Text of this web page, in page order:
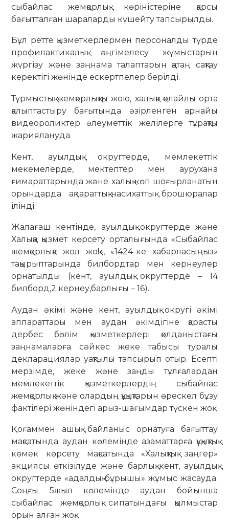
сыбайлас жемқорлық көріністеріне қарсы
бағытталған шараларды күшейту тапсырылды.
Бұл ретте қызметкерлермен персоналды түрде
профилактикалық әңгімелесу жұмыстарын
жүргізу және заңнама талаптарын қатаң сақтау
керектігі жөнінде ескертпелер берілді.
Тұрмыстық жемқорлықты жою, халыққа қолайлы орта
қалыптастыру бағытында әзірленген арнайы
видеороликтер әлеуметтік желілерге тұрақты
жариялануда.
Кент, ауылдық округтерде, мемлекеттік
мекемелерде, мектептер мен аурухана
ғимараттарында және халық көп шоғырланатын
орындарда ақпараттық-насихаттық брошюралар
ілінді.
Жалағаш кентінде, ауылдық округтерде және
Халыққа қызмет көрсету орталығында «Сыбайлас
жемқорлыққа жол жоқ!», «1424-ке хабарласыңыз»
тақырыптарында билбордтар мен кернеулер
орнатылды (кент, ауылдық округтерде – 14
билборд,2 кернеу,барлығы – 16).
Аудан әкімі және кент, ауылдық округі әкімі
аппараттары мен аудан әкімдігіне қарасты
дербес бөлім қызметкерлері қолданыстағы
заңнамаларға сәйкес жеке табысы туралы
декларациялар уақтылы тапсырып отыр. Есепті
мерзімде, жеке және заңды тұлғалардан
мемлекеттік қызметкерлердің сыбайлас
жемқорлық және олардың құқықтарын өрескел бұзу
фактілері жөніндегі арыз-шағымдар түскен жоқ.
Қоғаммен ашық байланыс орнатуға бағыттау
мақсатында аудан көлемінде азаматтарға құқықтық
көмек көрсету мақсатында «Халықтық заңгер»
акциясы өткізілуде және барлық кент, ауылдық
округтерде «адалдық бұрышы» жұмыс жасауда.
Соңғы 5жыл көлемінде аудан бойынша
сыбайлас жемқорлық сипатындағы қылмыстар
орын алған жоқ.